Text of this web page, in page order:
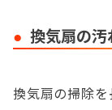
換気扇の汚
換気扇の掃除